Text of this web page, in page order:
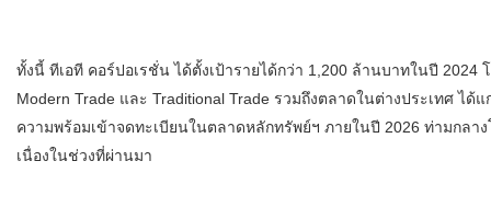
ทั้งนี้ ทีเอที คอร์ปอเรชั่น ได้ตั้งเป้ารายได้กว่า 1,200 ล้านบาทในปี
Modern Trade และ Traditional Trade รวมถึงตลาดในต่างประเทศ ได้
ความพร้อมเข้าจดทะเบียนในตลาดหลักทรัพย์ฯ ภายในปี 2026 ท่ามกล
เนื่องในช่วงที่ผ่านมา